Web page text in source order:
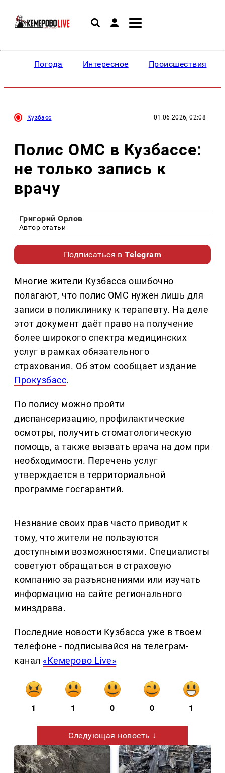
Погода Интересное Происшествия
Кузбасс 01.06.2026, 02:08
Полис ОМС в Кузбассе:
не только запись к
врачу
Григорий Орлов
Автор статьи
Подписаться вTelegram
Многие жители Кузбасса ошибочно
полагают, что полис ОМС нужен лишь для
записи в поликлинику к терапевту. На деле
этот документ даёт право на получение
более широкого спектра медицинских
услуг в рамках обязательного
страхования. Об этом сообщает издание
Прокузбасс.
По полису можно пройти
диспансеризацию, профилактические
осмотры, получить стоматологическую
помощь, а также вызвать врача на дом при
необходимости. Перечень услуг
утверждается в территориальной
программе госгарантий.
Незнание своих прав часто приводит к
тому, что жители не пользуются
доступными возможностями. Специалисты
советуют обращаться в страховую
компанию за разъяснениями или изучать
информацию на сайте регионального
минздрава.
Последние новости Кузбасса уже в твоем
телефоне - подписывайся на телеграм-
канал «Кемерово Live»
1 1 0 0 1
Следующая новость ↓